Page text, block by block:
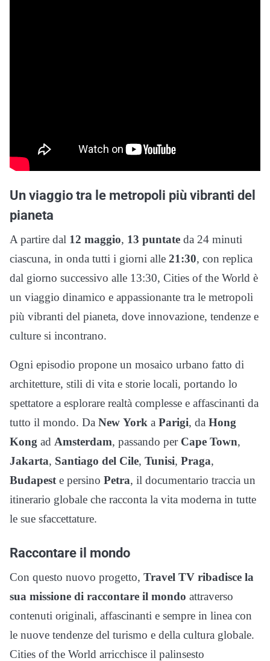
Un viaggio tra le metropoli più vibranti del
pianeta
A partire dal 12 maggio, 13 puntate da 24 minuti
ciascuna, in onda tutti i giorni alle 21:30, con replica
dal giorno successivo alle 13:30, Cities of the World è
un viaggio dinamico e appassionante tra le metropoli
più vibranti del pianeta, dove innovazione, tendenze e
culture si incontrano.
Ogni episodio propone un mosaico urbano fatto di
architetture, stili di vita e storie locali, portando lo
spettatore a esplorare realtà complesse e affascinanti da
tutto il mondo. Da New York a Parigi, da Hong
Kong ad Amsterdam, passando per Cape Town,
Jakarta, Santiago del Cile, Tunisi, Praga,
Budapest e persino Petra, il documentario traccia un
itinerario globale che racconta la vita moderna in tutte
le sue sfaccettature.
Raccontare il mondo
Con questo nuovo progetto, Travel TV ribadisce la
sua missione di raccontare il mondo attraverso
contenuti originali, affascinanti e sempre in linea con
le nuove tendenze del turismo e della cultura globale.
Cities of the World arricchisce il palinsesto